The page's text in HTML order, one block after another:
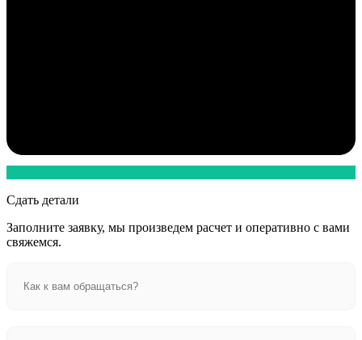
Сдать детали
Заполните заявку, мы произведем расчет и оперативно с вами
свяжемся.